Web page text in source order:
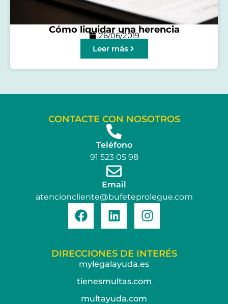
Cómo liquidar una herencia
26/06/2019
Leer más
CONTACTE CON NOSOTROS
Teléfono
91 523 05 98
Email
atencioncliente@bufeteprolegue.com
DIRECCIONES DE INTERÉS
mylegalayuda.es
tienesmultas.com
multayuda.com